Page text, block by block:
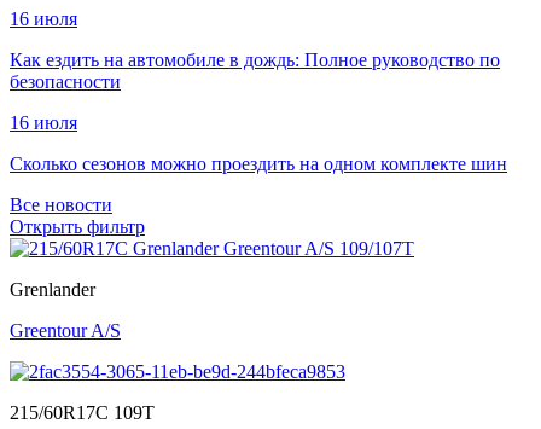
16 июля
Как ездить на автомобиле в дождь: Полное руководство по
безопасности
16 июля
Сколько сезонов можно проездить на одном комплекте шин
Все новости
Открыть фильтр
Grenlander
Greentour A/S
215/60R17C 109T